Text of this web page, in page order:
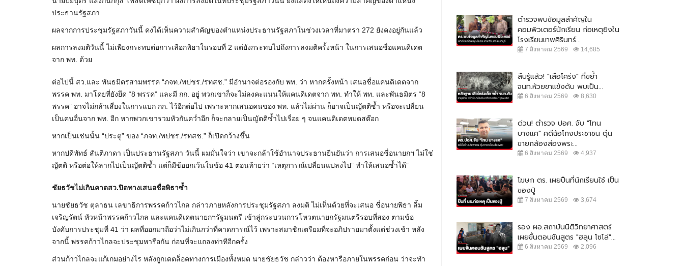
ประธานรัฐสภา
ผลจากการประชุมรัฐสภาวันนี้ คงได้เห็นความสำคัญของตำแหน่งประธานรัฐสภาในช่วงเวลาที่มาตรา 272 ยังคงอยู่กันแล้ว
ผลการลงมติวันนี้ ไม่เพียงกระทบต่อการเลือกพิธาในรอบที่ 2 แต่ยังกระทบไปถึงการลงมติครั้งหน้า ในการเสนอชื่อแคนดิเดต
จาก พท. ด้วย
ต่อไปนี้ สว.และ พันธมิตรสามพรรค “ภจท./พปชร./รทสช.” มีอำนาจต่อรองกับ พท. ว่า หากครั้งหน้า เสนอชื่อแคนดิเดตจาก
พรรค พท. มาโดยที่ยังยึด “8 พรรค” และมี กก. อยู่ พวกเขาก็จะไม่ลงคะแนนให้แคนดิเดตจาก พท. ทำให้ พท. และพันธมิตร “8
พรรค” อาจไม่กล้าเสี่ยงในการแบก กก. ไว้อีกต่อไป เพราะหากเสนอคนของ พท. แล้วไม่ผ่าน ก็อาจเป็นญัตติซ้ำ หรือจะเปลี่ยน
เป็นคนอื่นจาก พท. อีก หากพวกเขารวมหัวกันคว่ำอีก ก็จะกลายเป็นญัตติซ้ำไปเรื่อย ๆ จนแคนดิเดตหมดสต๊อก
หากเป็นเช่นนั้น “ประตู” ของ “ภจท./พปชร./รทสช.” ก็เปิดกว้างขึ้น
หากปดิพัทธ์ สันติภาดา เป็นประธานรัฐสภา วันนี้ ผมมั่นใจว่า เขาจะกล้าใช้อำนาจประธานยืนยันว่า การเสนอชื่อนายกฯ ไม่ใช่
ญัตติ หรือต่อให้ลากไปเป็นญัตติซ้ำ แต่ก็มีข้อยกเว้นในข้อ 41 ตอนท้ายว่า “เหตุการณ์เปลี่ยนแปลงไป” ทำให้เสนอซ้ำได้”
ชัยธวัชไม่เกินคาดสว.ปิดทางเสนอชื่อพิธาซ้ำ
นายชัยธวัช ตุลาธน เลขาธิการพรรคก้าวไกล กล่าวภายหลังการประชุมรัฐสภา ลงมติ ไม่เห็นด้วยที่จะเสนอ ชื่อนายพิธา ลิ้ม
เจริญรัตน์ หัวหน้าพรรคก้าวไกล และแคนดิเดตนายกฯรัฐมนตรี เข้าสู่กระบวนการโหวตนายกรัฐมนตรีรอบที่สอง ตามข้อ
บังคับการประชุมที่ 41 ว่า ผลที่ออกมาถือว่าไม่เกินกว่าที่คาดการณ์ไว้ เพราะสมาชิกเตรียมที่จะอภิปรายมาตั้งแต่ช่วงเช้า หลัง
จากนี้ พรรคก้าวไกลจะประชุมหารือกัน ก่อนที่จะแถลงท่าทีอีกครั้ง
ส่วนก้าวไกลจะแก้เกมอย่างไร หลังถูกเดตล็อคทางการเมืองทั้งหมด นายชัยธวัช กล่าวว่า ต้องหารือภายในพรรคก่อน ว่าจะทำ
ตำรวจพบข้อมูลสำคัญใน
คอมพิวเตอร์นักเรียน ก่อเหตุยิงใน
โรงเรียนเทพศิรินทร์...
7 สิงหาคม 2569 14,685
สืบรู้แล้ว! "เสือโคร่ง" ที่ขย้ำ
จนท.ห้วยขาแข้งดับ พบเป็น...
6 สิงหาคม 2569 8,630
ด่วน! ตำรวจ ปอศ. จับ "โทน
บางแค" คดีฉ้อโกงประชาชน ตุ๋น
ขายกล้องส่องพระ...
6 สิงหาคม 2569 4,937
โฆษก ตร. เผยปืนที่นักเรียนใช้ เป็น
ของปู่
7 สิงหาคม 2569 3,674
รอง ผอ.สถาบันนิติวิทยาศาสตร์
เผยขั้นตอนชันสูตร "ฮลุน โซโล่"...
6 สิงหาคม 2569 2,096